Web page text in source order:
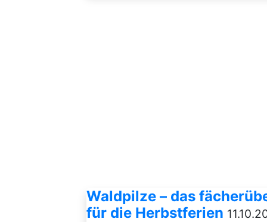
Waldpilze – das
für die Herbstferien